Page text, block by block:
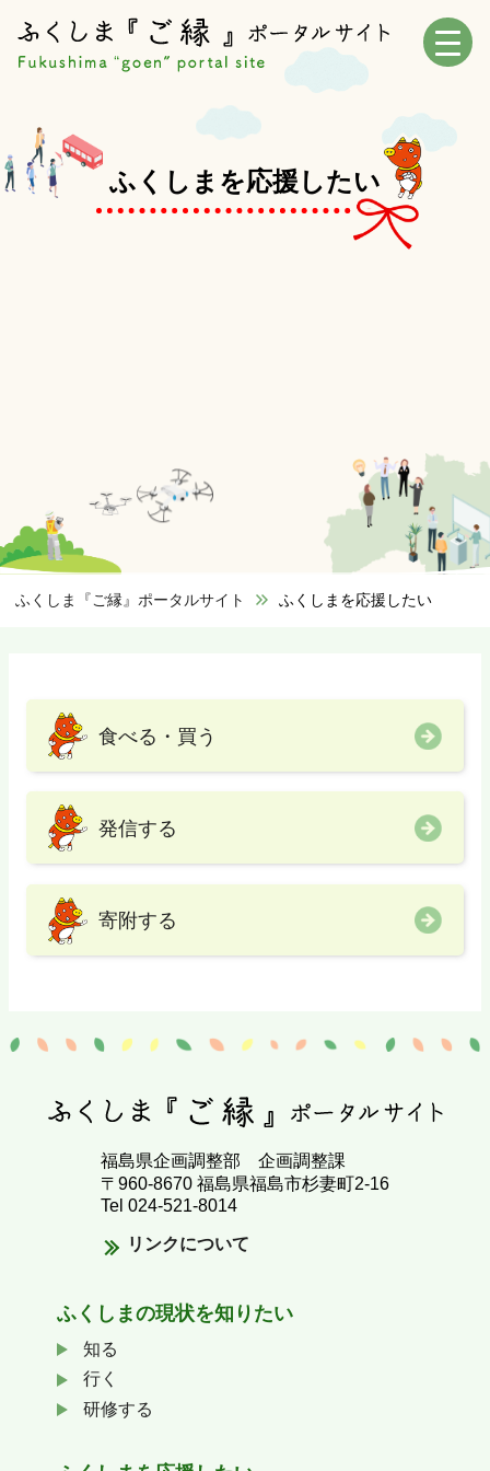
ふくしまを応援したい
ふくしま『ご縁』ポータルサイト > ふくしまを応援したい
食べる・買う
発信する
寄附する
福島県企画調整部 企画調整課
〒960-8670 福島県福島市杉妻町2-16
Tel 024-521-8014
リンクについて
ふくしまの現状を知りたい
知る
行く
研修する